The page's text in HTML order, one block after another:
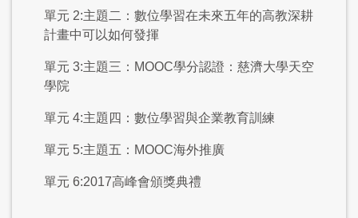
單元 2:主題二：數位學習在未來五年的高教深耕
計畫中可以如何發揮
單元 3:主題三：MOOC學分認證：慈濟大學天空
學院
單元 4:主題四：數位學習與企業教育訓練
單元 5:主題五：MOOC海外推廣
單元 6:2017高峰會頒獎典禮